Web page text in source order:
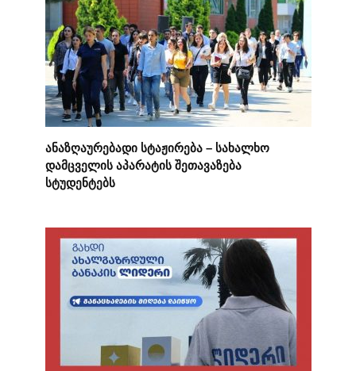
ანაზღაურებადი სტაჟირება – სახალხო
დამცველის აპარატის შეთავაზება
სტუდენტებს